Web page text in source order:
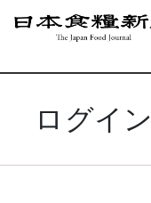
ログイン